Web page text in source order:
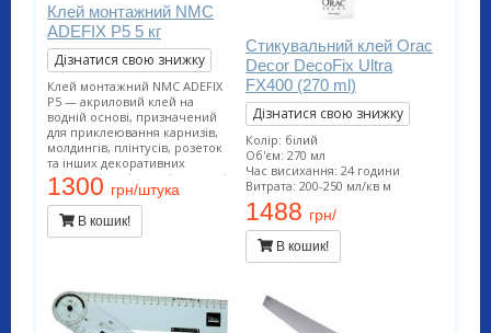
Клей монтажний NMC
ADEFIX P5 5 кг
Дізнатися свою знижку
Клей монтажний NMC ADEFIX
P5 — акриловий клей на
водній основі, призначений
для приклеювання карнизів,
молдингів, плінтусів, розеток
та інших декоративних
елементів з пінополістиролу і
поліуретану на ДВП, ДСП,
гіпсокартон, гіпсоволокно,
штукатурку, бетон та інші
поверхні.
1300 грн/штука
В кошик!
Стикувальний клей Orac
Decor DecoFix Ultra
FX400 (270 ml)
Дізнатися свою знижку
Колір: білий
Об'єм: 270 мл
Час висихання: 24 години
Витрата: 200-250 мл/кв м
1488 грн/
В кошик!